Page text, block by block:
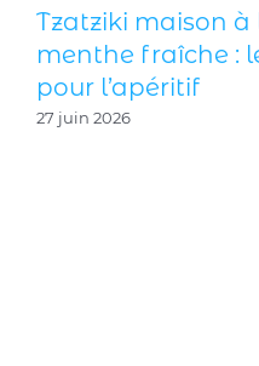
à la
: le dip idéal